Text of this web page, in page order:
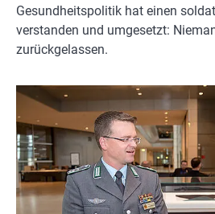
Gesundheitspolitik hat einen
verstanden und umgesetzt:
zurückgelassen.